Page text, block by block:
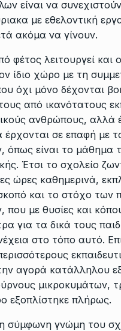
είναι να
με εθελοντική
ακόμα να γίνουν.
φέτος λειτουργεί και
ίδιο χώρο με τη
όχι μόνο δέχονται
από ικανότατους
ανθρώπους, αλλά
έρχονται σε επαφή με
όπως είναι το μάθημα
Έτσι το σχολείο
ώρες καθημερινά,
και το στόχο των
που με θυσίες και
για τα δικά τους
στο τόπο αυτό.
αγορά κατάλληλου
μικροκυμάτων,
εξοπλίστηκε πλήρως.
σύμφωνη γνώμη του